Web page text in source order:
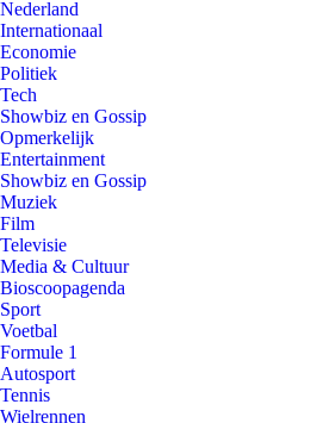
Nederland
Internationaal
Economie
Politiek
Tech
Showbiz en Gossip
Opmerkelijk
Entertainment
Showbiz en Gossip
Muziek
Film
Televisie
Media & Cultuur
Bioscoopagenda
Sport
Voetbal
Formule 1
Autosport
Tennis
Wielrennen